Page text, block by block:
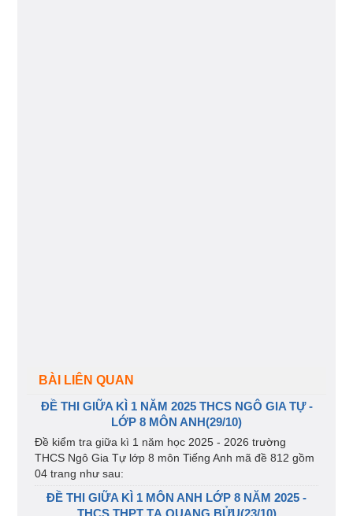
BÀI LIÊN QUAN
ĐỀ THI GIỮA KÌ 1 NĂM 2025 THCS NGÔ GIA TỰ -
LỚP 8 MÔN ANH(29/10)
Đề kiểm tra giữa kì 1 năm học 2025 - 2026 trường
THCS Ngô Gia Tự lớp 8 môn Tiếng Anh mã đề 812 gồm
04 trang như sau:
ĐỀ THI GIỮA KÌ 1 MÔN ANH LỚP 8 NĂM 2025 -
THCS THPT TẠ QUANG BỬU(23/10)